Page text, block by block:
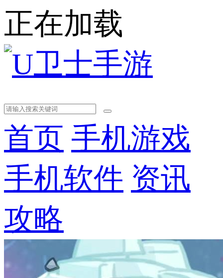
正在加载
首页 手机游戏
手机软件 资讯
攻略